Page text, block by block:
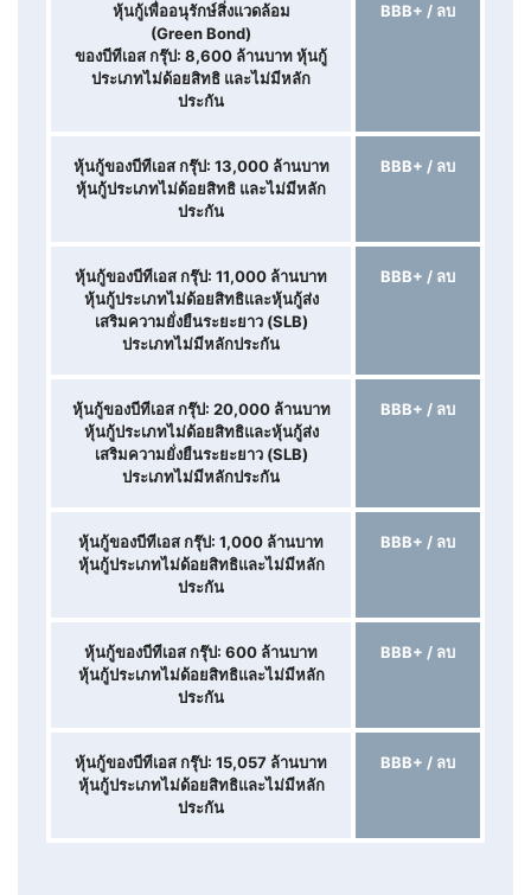
หุ้นกู้เพื่ออนุรักษ์สิ่งแวดล้อม
(Green Bond)
ของบีทีเอส กรุ๊ป: 8,600 ล้านบาทหุ้นกู้
ประเภทไม่ด้อยสิทธิ และไม่มีหลัก
ประกัน
BBB+ / ลบ
หุ้นกู้ของบีทีเอส กรุ๊ป: 13,000 ล้านบาท
หุ้นกู้ประเภทไม่ด้อยสิทธิ และไม่มีหลัก
ประกัน
BBB+ / ลบ
หุ้นกู้ของบีทีเอส กรุ๊ป: 11,000 ล้านบาท
หุ้นกู้ประเภทไม่ด้อยสิทธิและหุ้นกู้ส่ง
เสริมความยั่งยืนระยะยาว (SLB)
ประเภทไม่มีหลักประกัน
BBB+ / ลบ
หุ้นกู้ของบีทีเอส กรุ๊ป: 20,000 ล้านบาท
หุ้นกู้ประเภทไม่ด้อยสิทธิและหุ้นกู้ส่ง
เสริมความยั่งยืนระยะยาว (SLB)
ประเภทไม่มีหลักประกัน
BBB+ / ลบ
หุ้นกู้ของบีทีเอส กรุ๊ป: 1,000 ล้านบาท
หุ้นกู้ประเภทไม่ด้อยสิทธิและไม่มีหลัก
ประกัน
BBB+ / ลบ
หุ้นกู้ของบีทีเอส กรุ๊ป: 600 ล้านบาท
หุ้นกู้ประเภทไม่ด้อยสิทธิและไม่มีหลัก
ประกัน
BBB+ / ลบ
หุ้นกู้ของบีทีเอส กรุ๊ป: 15,057 ล้านบาท
หุ้นกู้ประเภทไม่ด้อยสิทธิและไม่มีหลัก
ประกัน
BBB+ / ลบ